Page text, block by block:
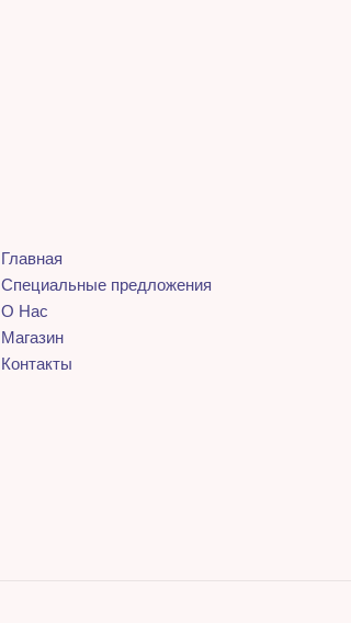
Главная
Специальные предложения
О Нас
Магазин
Контакты